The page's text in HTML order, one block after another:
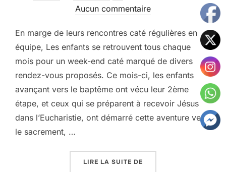
le
Aucun commentaire
En marge de leurs rencontres caté régulières en
équipe, Les enfants se retrouvent tous chaque
mois pour un week-end caté marqué de divers
rendez-vous proposés. Ce mois-ci, les enfants
avançant vers le baptême ont vécu leur 2ème
étape, et ceux qui se préparent à recevoir Jésus
dans l’Eucharistie, ont démarré cette aventure vers
le sacrement, …
LIRE LA SUITE DE